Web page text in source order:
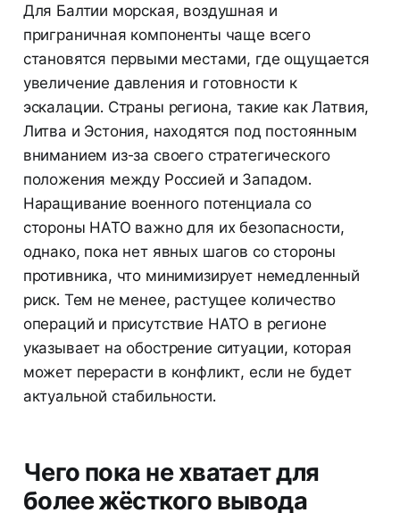
Для Балтии морская, воздушная и
приграничная компоненты чаще всего
становятся первыми местами, где ощущается
увеличение давления и готовности к
эскалации. Страны региона, такие как Латвия,
Литва и Эстония, находятся под постоянным
вниманием из-за своего стратегического
положения между Россией и Западом.
Наращивание военного потенциала со
стороны НАТО важно для их безопасности,
однако, пока нет явных шагов со стороны
противника, что минимизирует немедленный
риск. Тем не менее, растущее количество
операций и присутствие НАТО в регионе
указывает на обострение ситуации, которая
может перерасти в конфликт, если не будет
актуальной стабильности.
Чего пока не хватает для
более жёсткого вывода